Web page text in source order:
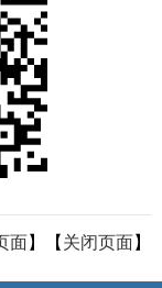
面】【 关闭页面】